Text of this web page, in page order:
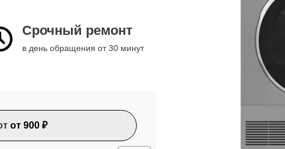
Срочный ремонт
в день обращения от 30 минут
от 900 ₽